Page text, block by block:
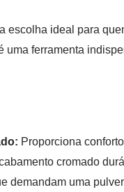
escolha ideal para
ferramenta
Proporciona
cromado
demandam uma